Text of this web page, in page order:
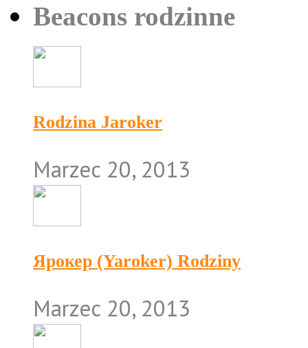
Beacons rodzinne
Rodzina Jaroker
Marzec 20, 2013
Ярокер (Yaroker) Rodziny
Marzec 20, 2013